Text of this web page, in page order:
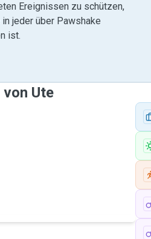
Ereignissen zu schützen,
in jeder über Pawshake
ist.
Ute